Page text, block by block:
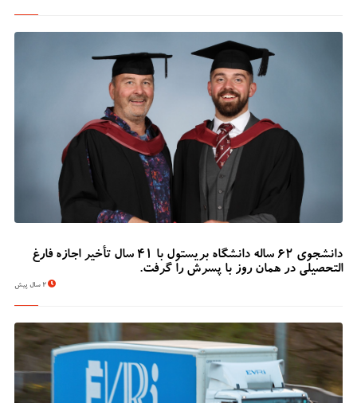
دانشجوی 62 ساله دانشگاه بریستول با 41 سال تأخیر اجازه فارغ
التحصیلی در همان روز با پسرش را گرفت.
2 سال پیش